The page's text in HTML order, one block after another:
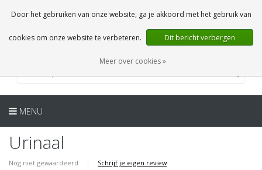
0 Artikelen
NL
MENU
Urinaal
Nog niet gewaardeerd | Schrijf je eigen review
Door het gebruiken van onze website, ga je akkoord met het gebruik van
cookies om onze website te verbeteren. Dit bericht verbergen
Meer over cookies »